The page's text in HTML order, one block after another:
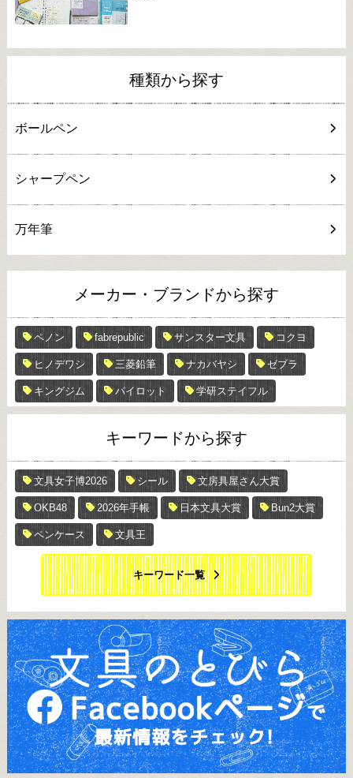
種類から探す
ボールペン
シャープペン
万年筆
メーカー・ブランドから探す
ペノン fabrepublic サンスター文具 コクヨ
ヒノデワシ 三菱鉛筆 ナカバヤシ ゼブラ
キングジム パイロット 学研ステイフル
キーワードから探す
文具女子博2026 シール 文房具屋さん大賞
OKB48 2026年手帳 日本文具大賞 Bun2大賞
ペンケース 文具王
キーワード一覧